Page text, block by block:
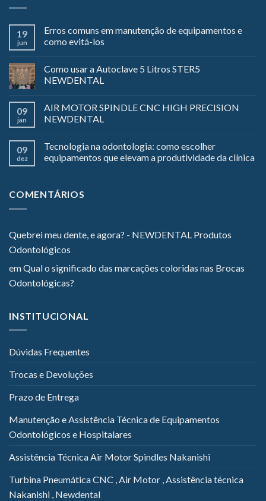
19
jun
Erros comuns em manutenção de equipamentos e
como evitá-los
Como usar a Autoclave 5 Litros STER5
NEWDENTAL
09
jan
AIR MOTOR SPINDLE CNC HIGH PRECISION
NEWDENTAL
09
dez
Tecnologia na odontologia: como escolher
equipamentos que elevam a produtividade da clínica
COMENTÁRIOS
Quebrei meu dente, e agora? - NEWDENTAL Produtos
Odontológicos
emQual o significado das marcações coloridas nas Brocas
Odontológicas?
INSTITUCIONAL
Dúvidas Frequentes
Trocas e Devoluções
Prazo de Entrega
Manutenção e Assistência Técnica de Equipamentos
Odontológicos e Hospitalares
Assistência Técnica Air Motor Spindles Nakanishi
Turbina Pneumática CNC , Air Motor , Assistência técnica
Nakanishi , Newdental